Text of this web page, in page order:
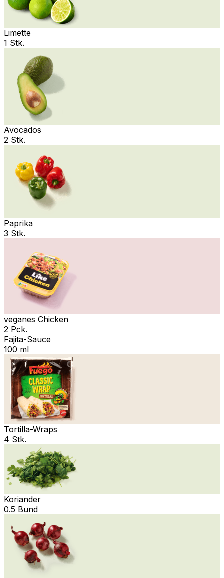
Limette
1 Stk.
Avocados
2 Stk.
Paprika
3 Stk.
veganes Chicken
2 Pck.
Fajita-Sauce
100 ml
Tortilla-Wraps
4 Stk.
Koriander
0.5 Bund